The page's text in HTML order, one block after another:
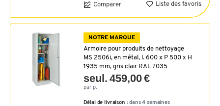
Comparer Liste des favoris
NOTRE MARQUE
Armoire pour produits de nettoyage
MS 2506i, en métal, l. 600 x P 500 x H
1935 mm, gris clair RAL 7035
seul. 459,00 €
par p.
Délai de livraison :dans 4 semaines